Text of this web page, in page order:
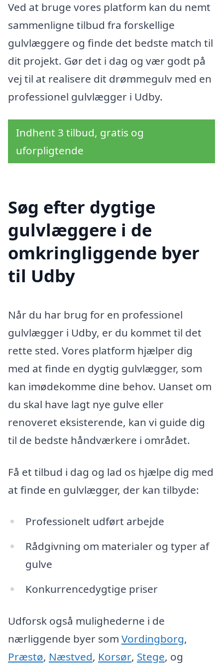
Ved at bruge vores platform kan du nemt
sammenligne tilbud fra forskellige
gulvlæggere og finde det bedste match til
dit projekt. Gør det i dag og vær godt på
vej til at realisere dit drømmegulv med en
professionel gulvlægger i Udby.
Indhent 3 tilbud, gratis og
uforpligtende
Søg efter dygtige
gulvlæggere i de
omkringliggende byer
til Udby
Når du har brug for en professionel
gulvlægger i Udby, er du kommet til det
rette sted. Vores platform hjælper dig
med at finde en dygtig gulvlægger, som
kan imødekomme dine behov. Uanset om
du skal have lagt nye gulve eller
renoveret eksisterende, kan vi guide dig
til de bedste håndværkere i området.
Få et tilbud i dag og lad os hjælpe dig med
at finde en gulvlægger, der kan tilbyde:
Professionelt udført arbejde
Rådgivning om materialer og typer af
gulve
Konkurrencedygtige priser
Udforsk også mulighederne i de
nærliggende byer som Vordingborg,
Præstø, Næstved, Korsør, Stege, og